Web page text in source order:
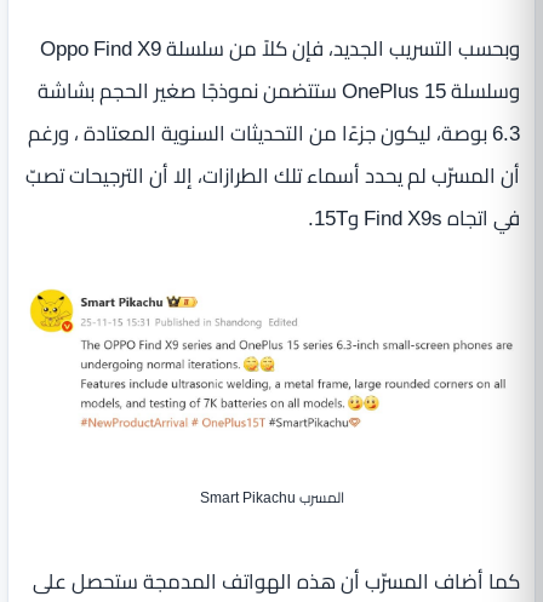
وبحسب التسريب الجديد، فإن كلاً من سلسلة Oppo Find X9
وسلسلة OnePlus 15 ستتضمن نموذجًا صغير الحجم بشاشة
6.3 بوصة، ليكون جزءًا من التحديثات السنوية المعتادة ، ورغم
أن المسرّب لم يحدد أسماء تلك الطرازات، إلا أن الترجيحات تصبّ
في اتجاه Find X9s و15T.
المسرب Smart Pikachu
كما أضاف المسرّب أن هذه الهواتف المدمجة ستحصل على